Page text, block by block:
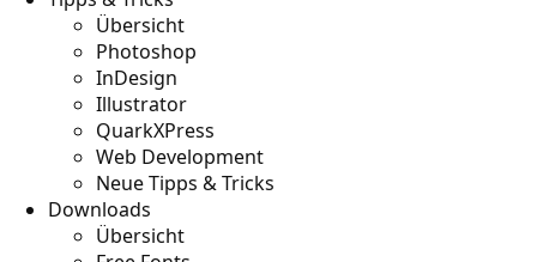
Übersicht
Photoshop
InDesign
Illustrator
QuarkXPress
Web Development
Neue Tipps & Tricks
Downloads
Übersicht